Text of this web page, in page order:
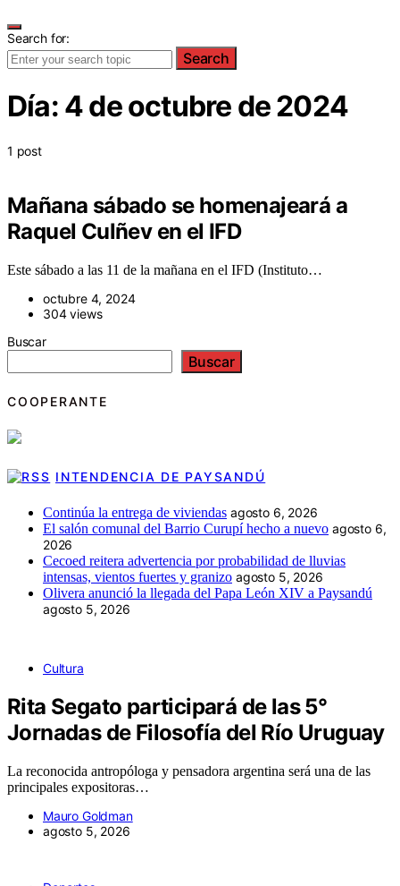
Search for:
Search
Día: 4 de octubre de 2024
1 post
Mañana sábado se homenajeará a
Raquel Culñev en el IFD
Este sábado a las 11 de la mañana en el IFD (Instituto…
octubre 4, 2024
304 views
Buscar
Buscar
COOPERANTE
INTENDENCIA DE PAYSANDÚ
Continúa la entrega de viviendas agosto 6, 2026
El salón comunal del Barrio Curupí hecho a nuevo agosto 6,
2026
Cecoed reitera advertencia por probabilidad de lluvias
intensas, vientos fuertes y granizo agosto 5, 2026
Olivera anunció la llegada del Papa León XIV a Paysandú
agosto 5, 2026
Cultura
Rita Segato participará de las 5°
Jornadas de Filosofía del Río Uruguay
La reconocida antropóloga y pensadora argentina será una de las
principales expositoras…
Mauro Goldman
agosto 5, 2026